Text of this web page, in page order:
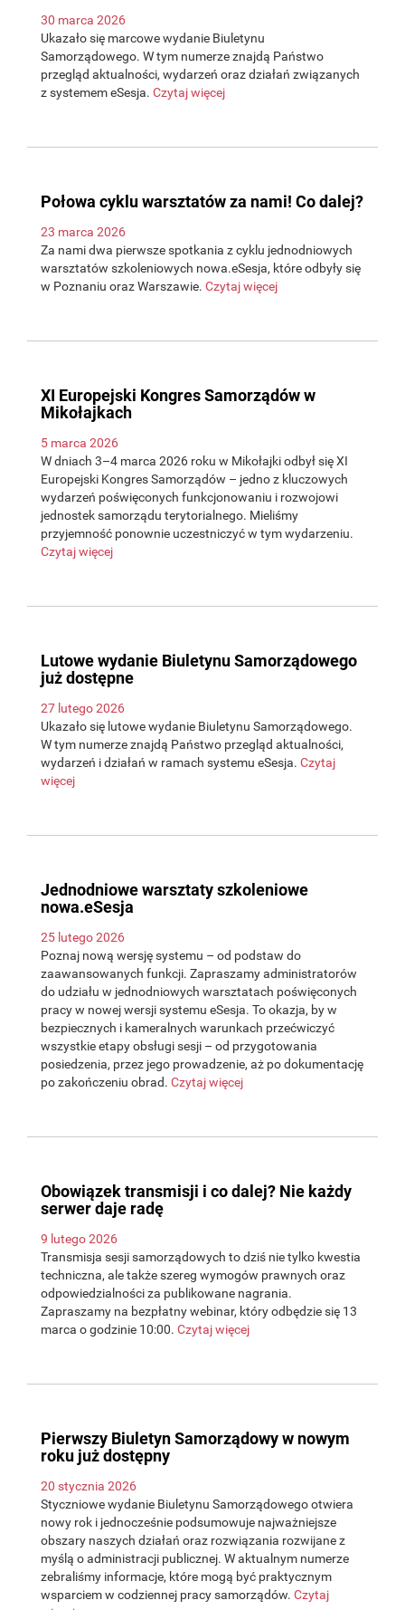
30 marca 2026
Ukazało się marcowe wydanie Biuletynu
Samorządowego. W tym numerze znajdą Państwo
przegląd aktualności, wydarzeń oraz działań związanych
z systemem eSesja. Czytaj więcej
Połowa cyklu warsztatów za nami! Co dalej?
23 marca 2026
Za nami dwa pierwsze spotkania z cyklu jednodniowych
warsztatów szkoleniowych nowa.eSesja, które odbyły się
w Poznaniu oraz Warszawie. Czytaj więcej
XI Europejski Kongres Samorządów w
Mikołajkach
5 marca 2026
W dniach 3–4 marca 2026 roku w Mikołajki odbył się XI
Europejski Kongres Samorządów – jedno z kluczowych
wydarzeń poświęconych funkcjonowaniu i rozwojowi
jednostek samorządu terytorialnego. Mieliśmy
przyjemność ponownie uczestniczyć w tym wydarzeniu.
Czytaj więcej
Lutowe wydanie Biuletynu Samorządowego
już dostępne
27 lutego 2026
Ukazało się lutowe wydanie Biuletynu Samorządowego.
W tym numerze znajdą Państwo przegląd aktualności,
wydarzeń i działań w ramach systemu eSesja. Czytaj
więcej
Jednodniowe warsztaty szkoleniowe
nowa.eSesja
25 lutego 2026
Poznaj nową wersję systemu – od podstaw do
zaawansowanych funkcji. Zapraszamy administratorów
do udziału w jednodniowych warsztatach poświęconych
pracy w nowej wersji systemu eSesja. To okazja, by w
bezpiecznych i kameralnych warunkach przećwiczyć
wszystkie etapy obsługi sesji – od przygotowania
posiedzenia, przez jego prowadzenie, aż po dokumentację
po zakończeniu obrad. Czytaj więcej
Obowiązek transmisji i co dalej? Nie każdy
serwer daje radę
9 lutego 2026
Transmisja sesji samorządowych to dziś nie tylko kwestia
techniczna, ale także szereg wymogów prawnych oraz
odpowiedzialności za publikowane nagrania.
Zapraszamy na bezpłatny webinar, który odbędzie się 13
marca o godzinie 10:00. Czytaj więcej
Pierwszy Biuletyn Samorządowy w nowym
roku już dostępny
20 stycznia 2026
Styczniowe wydanie Biuletynu Samorządowego otwiera
nowy rok i jednocześnie podsumowuje najważniejsze
obszary naszych działań oraz rozwiązania rozwijane z
myślą o administracji publicznej. W aktualnym numerze
zebraliśmy informacje, które mogą być praktycznym
wsparciem w codziennej pracy samorządów. Czytaj